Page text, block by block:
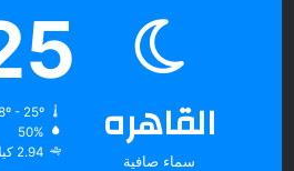
القاهره
سماء صافية
38º - 25º
50%
2.94 كيلومتر/ساعة